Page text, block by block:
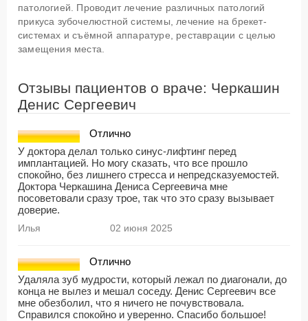
патологией. Проводит лечение различных патологий
прикуса зубочелюстной системы, лечение на брекет-
системах и съёмной аппаратуре, реставрации с целью
замещения места.
Отзывы пациентов о враче: Черкашин
Денис Сергеевич
Отлично
У доктора делал только синус-лифтинг перед
имплантацией. Но могу сказать, что все прошло
спокойно, без лишнего стресса и непредсказуемостей.
Доктора Черкашина Дениса Сергеевича мне
посоветовали сразу трое, так что это сразу вызывает
доверие.
Илья 02 июня 2025
Отлично
Удаляла зуб мудрости, который лежал по диагонали, до
конца не вылез и мешал соседу. Денис Сергеевич все
мне обезболил, что я ничего не почувствовала.
Справился спокойно и уверенно. Спасибо большое!